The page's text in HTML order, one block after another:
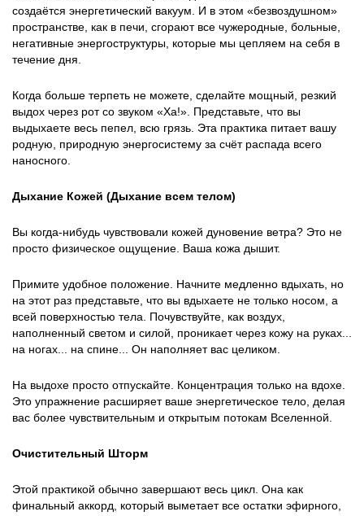
создаётся энергетический вакуум. И в этом «безвоздушном»
пространстве, как в печи, сгорают все чужеродные, больные,
негативные энергоструктуры, которые мы цепляем на себя в
течение дня.
Когда больше терпеть не можете, сделайте мощный, резкий
выдох через рот со звуком «Ха!». Представьте, что вы
выдыхаете весь пепел, всю грязь. Эта практика питает вашу
родную, природную энергосистему за счёт распада всего
наносного.
Дыхание Кожей (Дыхание всем телом)
Вы когда-нибудь чувствовали кожей дуновение ветра? Это не
просто физическое ощущение. Ваша кожа дышит.
Примите удобное положение. Начните медленно вдыхать, но
на этот раз представьте, что вы вдыхаете не только носом, а
всей поверхностью тела. Почувствуйте, как воздух,
наполненный светом и силой, проникает через кожу на руках...
на ногах... на спине... Он наполняет вас целиком.
На выдохе просто отпускайте. Концентрация только на вдохе.
Это упражнение расширяет ваше энергетическое тело, делая
вас более чувствительным и открытым потокам Вселенной.
Очистительный Шторм
Этой практикой обычно завершают весь цикл. Она как
финальный аккорд, который выметает все остатки эфирного,